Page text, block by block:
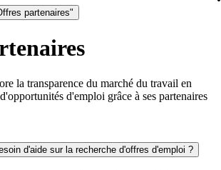
partenaires"
la transparence du marché du travail en
d'emploi grâce à ses partenaires
d'aide sur la recherche d'offres d'emploi ?